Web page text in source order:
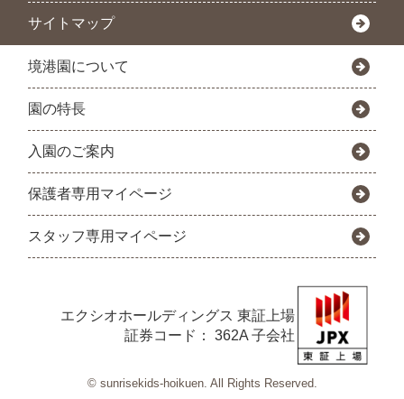
サイトマップ
境港園について
園の特長
入園のご案内
保護者専用マイページ
スタッフ専用マイページ
エクシオホールディングス 東証上場
証券コード： 362A 子会社
© sunrisekids-hoikuen. All Rights Reserved.